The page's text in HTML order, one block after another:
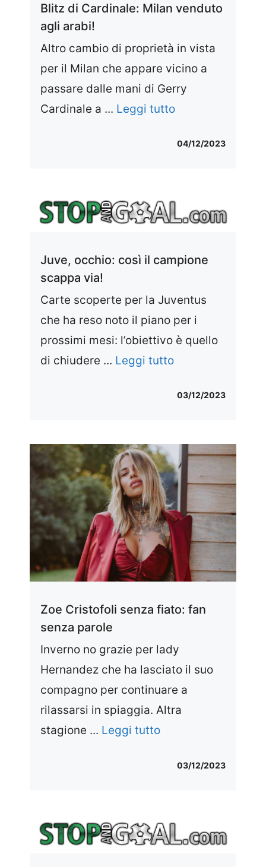
Blitz di Cardinale: Milan venduto
agli arabi!
Altro cambio di proprietà in vista
per il Milan che appare vicino a
passare dalle mani di Gerry
Cardinale a ... Leggi tutto
04/12/2023
Juve, occhio: così il campione
scappa via!
Carte scoperte per la Juventus
che ha reso noto il piano per i
prossimi mesi: l’obiettivo è quello
di chiudere ... Leggi tutto
03/12/2023
Zoe Cristofoli senza fiato: fan
senza parole
Inverno no grazie per lady
Hernandez che ha lasciato il suo
compagno per continuare a
rilassarsi in spiaggia. Altra
stagione ... Leggi tutto
03/12/2023